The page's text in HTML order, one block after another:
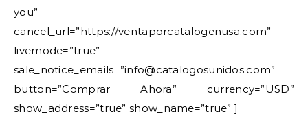
you”
cancel_url=”https://ventaporcatalogenusa.com”
livemode=”true”
sale_notice_emails=”info@catalogosunidos.com”
button=”Comprar Ahora” currency=”USD”
show_address=”true” show_name=”true” ]